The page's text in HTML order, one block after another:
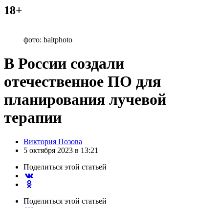
18+
фото: baltphoto
В России создали
отечественное ПО для
планирования лучевой
терапии
Posted
by
Виктория Позова
5 октября 2023 в 13:21
Поделиться этой статьей
Поделиться этой статьей